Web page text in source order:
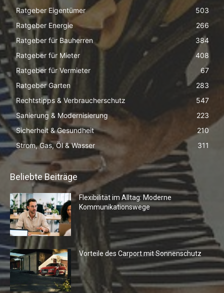
Ratgeber Eigentümer
503
Ratgeber Energie
266
Ratgeber für Bauherren
384
Ratgeber für Mieter
408
Ratgeber für Vermieter
67
Ratgeber Garten
283
Rechtstipps & Verbraucherschutz
547
Sanierung & Modernisierung
223
Sicherheit & Gesundheit
210
Strom, Gas, Öl & Wasser
311
Beliebte Beiträge
Flexibilität im Alltag: Moderne
Kommunikationswege
Vorteile des Carport mit Sonnenschutz